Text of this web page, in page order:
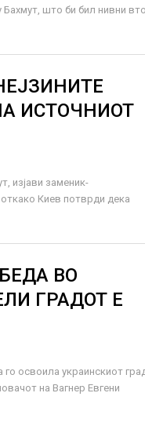
што би бил нивни
ИСТОЧНИОТ
изјави заменик-
Киев потврди дека
ВО
ГРАДОТ Е
го освоила украинскиот
на Вагнер Евгени